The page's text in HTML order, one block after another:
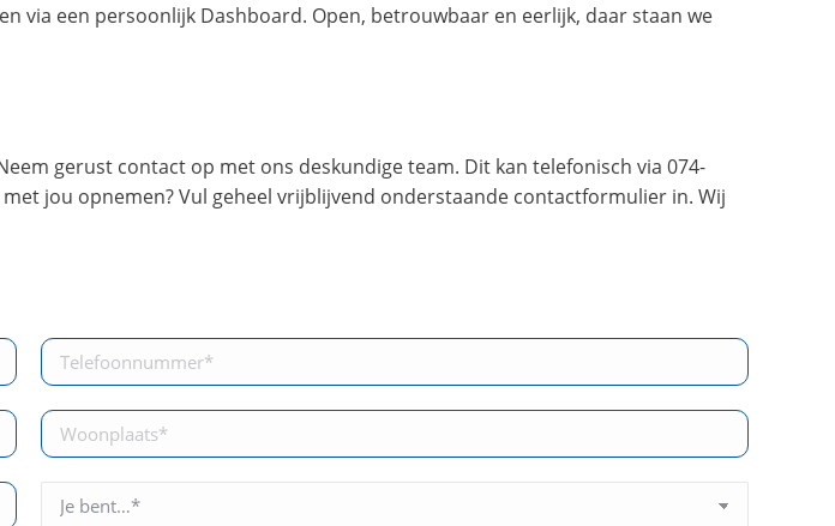
via een persoonlijk Dashboard. Open, betrouwbaar en eerlijk, daar staan we
gerust contact op met ons deskundige team. Dit kan telefonisch via 074-
jou opnemen? Vul geheel vrijblijvend onderstaande contactformulier in. Wij